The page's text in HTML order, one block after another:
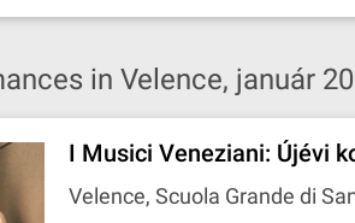
in Velence, január
I Musici Veneziani: Újévi
Velence, Scuola Grande di